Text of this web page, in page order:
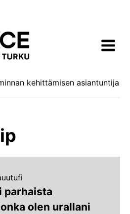
kehittämisen asiantuntija
parhaista
olen urallani